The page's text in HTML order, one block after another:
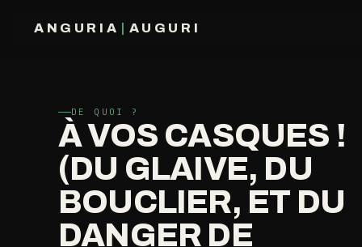
ANGURIA AUGURI
DE QUOI ?
À VOS CASQUES !
(DU GLAIVE, DU
BOUCLIER, ET DU
DANGER DE